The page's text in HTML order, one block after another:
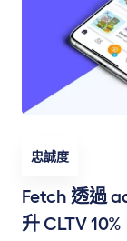
忠誠度
Fetch 透過
升 CLTV 10%